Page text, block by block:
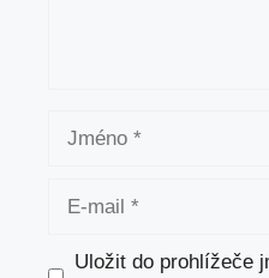
Uložit do prohlížeče